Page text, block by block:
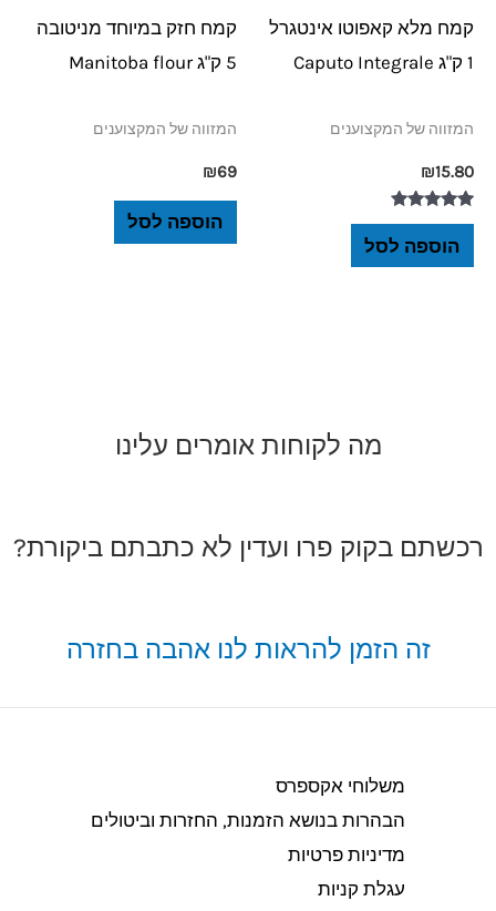
קמח מלא קאפוטו אינטגרל
1 ק"ג Caputo Integrale
המזווה של המקצוענים
₪15.80
דורג
מתוך 5
הוספה לסל
קמח חזק במיוחד מניטובה
5 ק"ג Manitoba flour
המזווה של המקצוענים
₪69
הוספה לסל
מה לקוחות אומרים עלינו
רכשתם בקוק פרו ועדין לא כתבתם ביקורת?
זה הזמן להראות לנו אהבה בחזרה
משלוחי אקספרס
הבהרות בנושא הזמנות, החזרות וביטולים​
מדיניות פרטיות
עגלת קניות